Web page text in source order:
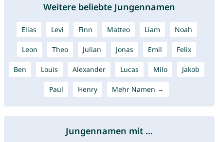
Weitere beliebte Jungennamen
Elias Levi Finn Matteo Liam Noah
Leon Theo Julian Jonas Emil Felix
Ben Louis Alexander Lucas Milo Jakob
Paul Henry Mehr Namen →
Jungennamen mit ...